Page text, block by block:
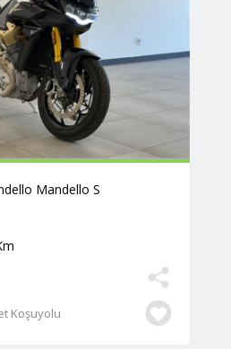
Mandello S
Koşuyolu